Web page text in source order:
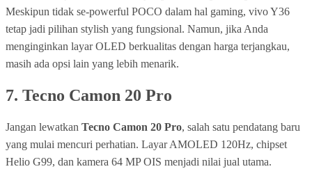
Meskipun tidak se-powerful POCO dalam hal gaming, vivo Y36
tetap jadi pilihan stylish yang fungsional. Namun, jika Anda
menginginkan layar OLED berkualitas dengan harga terjangkau,
masih ada opsi lain yang lebih menarik.
7. Tecno Camon 20 Pro
Jangan lewatkan Tecno Camon 20 Pro, salah satu pendatang baru
yang mulai mencuri perhatian. Layar AMOLED 120Hz, chipset
Helio G99, dan kamera 64 MP OIS menjadi nilai jual utama.